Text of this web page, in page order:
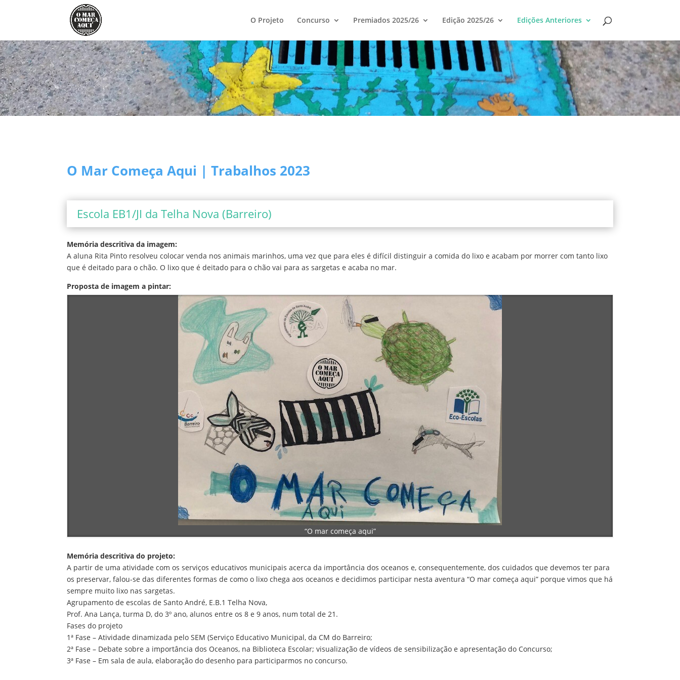
O Projeto Concurso Premiados 2025/26 Edição 2025/26 Edições Anteriores
O Mar Começa Aqui | Trabalhos 2023
Escola EB1/JI da Telha Nova (Barreiro)
Memória descritiva da imagem:
A aluna Rita Pinto resolveu colocar venda nos animais marinhos, uma vez que para eles é difícil distinguir a comida do lixo e acabam por morrer com tanto lixo
que é deitado para o chão. O lixo que é deitado para o chão vai para as sargetas e acaba no mar.
Proposta de imagem a pintar:
“O mar começa aqui”
Memória descritiva do projeto:
A partir de uma atividade com os serviços educativos municipais acerca da importância dos oceanos e, consequentemente, dos cuidados que devemos ter para
os preservar, falou-se das diferentes formas de como o lixo chega aos oceanos e decidimos participar nesta aventura “O mar começa aqui” porque vimos que há
sempre muito lixo nas sargetas.
Agrupamento de escolas de Santo André, E.B.1 Telha Nova,
Prof. Ana Lança, turma D, do 3º ano, alunos entre os 8 e 9 anos, num total de 21.
Fases do projeto
1ª Fase – Atividade dinamizada pelo SEM (Serviço Educativo Municipal, da CM do Barreiro;
2ª Fase – Debate sobre a importância dos Oceanos, na Biblioteca Escolar; visualização de vídeos de sensibilização e apresentação do Concurso;
3ª Fase – Em sala de aula, elaboração do desenho para participarmos no concurso.